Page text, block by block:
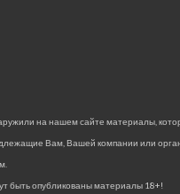
на нашем сайте материалы,
Вам, Вашей компании или
быть опубликованы материалы 18+!